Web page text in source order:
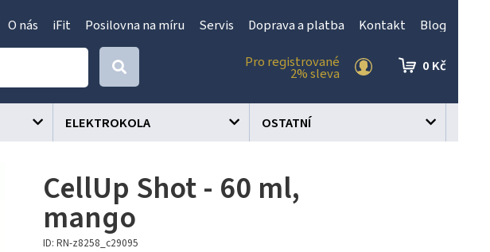
O nás iFit Posilovna na míru Servis Doprava a platba Kontakt Blog
Pro registrované
2% sleva
0 Kč
ELEKTROKOLA OSTATNÍ
CellUp Shot - 60 ml,
mango
ID: RN-z8258_c29095